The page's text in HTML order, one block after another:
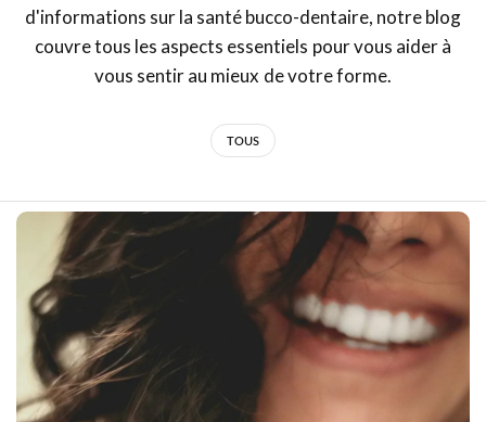
d'informations sur la santé bucco-dentaire, notre blog
couvre tous les aspects essentiels pour vous aider à
vous sentir au mieux de votre forme.
TOUS